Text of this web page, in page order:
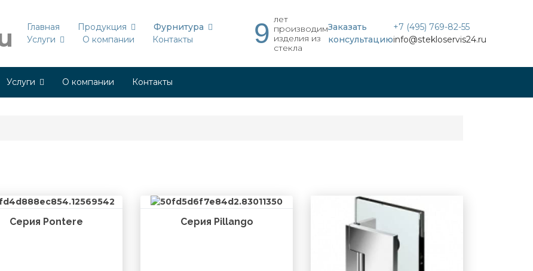
Главная Продукция
Фурнитура
Услуги
О компании Контакты 9 лет
производим
изделия из
стекла
Заказать
консультацию
+7 (495) 769-82-55
info@stekloservis24.ru
Услуги О компании Контакты
Серия Pontere Серия Pillango